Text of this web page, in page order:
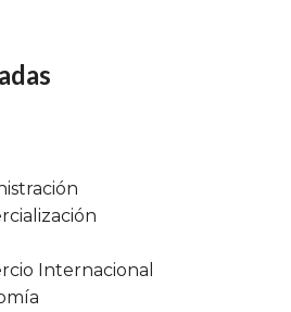
Internacional